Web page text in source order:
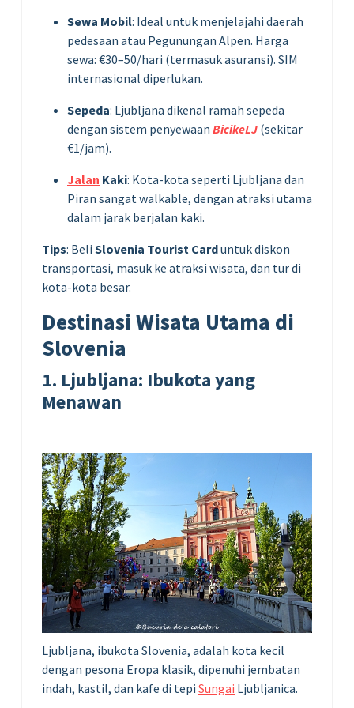
Sewa Mobil: Ideal untuk menjelajahi daerah
pedesaan atau Pegunungan Alpen. Harga
sewa: €30–50/hari (termasuk asuransi). SIM
internasional diperlukan.
Sepeda: Ljubljana dikenal ramah sepeda
dengan sistem penyewaan BicikeLJ (sekitar
€1/jam).
Jalan Kaki: Kota-kota seperti Ljubljana dan
Piran sangat walkable, dengan atraksi utama
dalam jarak berjalan kaki.
Tips: Beli Slovenia Tourist Carduntuk diskon
transportasi, masuk ke atraksi wisata, dan tur di
kota-kota besar.
Destinasi Wisata Utama di
Slovenia
1. Ljubljana: Ibukota yang
Menawan
Ljubljana, ibukota Slovenia, adalah kota kecil
dengan pesona Eropa klasik, dipenuhi jembatan
indah, kastil, dan kafe di tepi Sungai Ljubljanica.